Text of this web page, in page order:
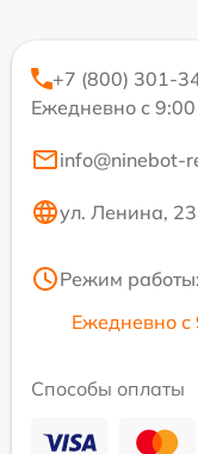
+7 (800) 301-
Ежедневно с
info@ninebot-
ул. Ленина, 23
Режим работы:
Ежедневно с
Способы оплаты